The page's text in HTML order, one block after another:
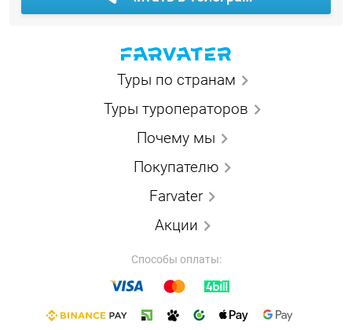
Туры по странам
Туры туроператоров
Почему мы
Покупателю
Farvater
Акции
Способы оплаты: